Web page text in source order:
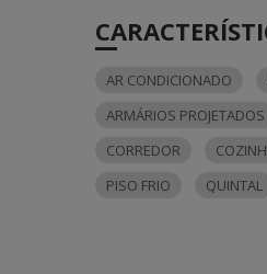
AR CONDICIONADO
ARMÁRIOS PROJETADOS
CORREDOR
PISO FRIO
QUINTAL